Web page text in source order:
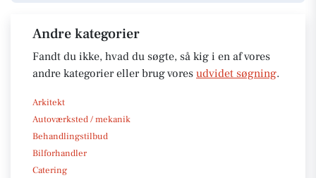
Andre kategorier
Fandt du ikke, hvad du søgte, så kig i en af vores
andre kategorier eller brug vores udvidet søgning.
Arkitekt
Autoværksted / mekanik
Behandlingstilbud
Bilforhandler
Catering